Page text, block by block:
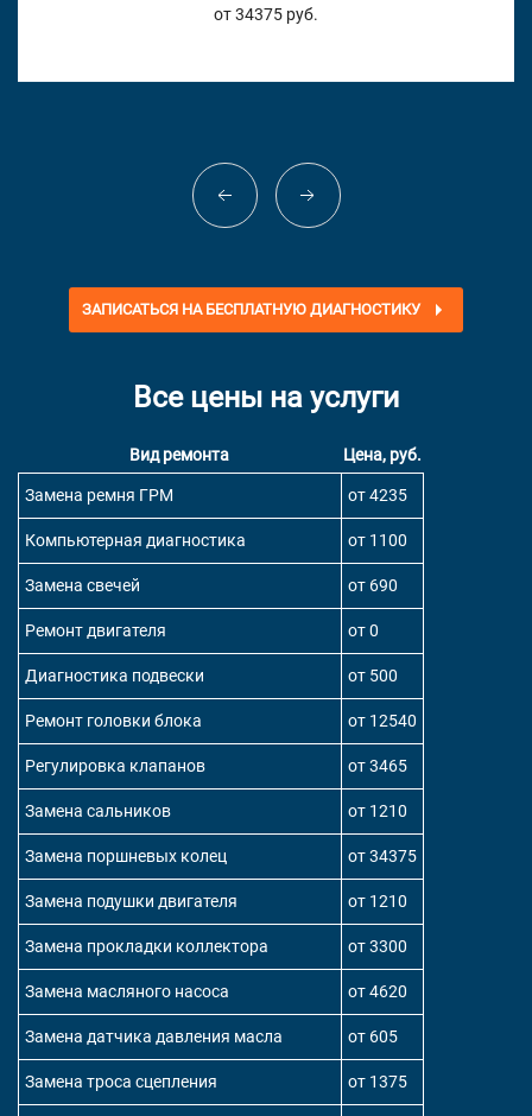
от 34375 руб.
ЗАПИСАТЬСЯ НА БЕСПЛАТНУЮ ДИАГНОСТИКУ
Все цены на услуги
Вид ремонта
Цена, руб.
Замена ремня ГРМ
от 4235
Компьютерная диагностика от 1100
Замена свечей от 690
Ремонт двигателя от 0
Диагностика подвески от 500
Ремонт головки блока от 12540
Регулировка клапанов от 3465
Замена сальников от 1210
Замена поршневых колец от 34375
Замена подушки двигателя от 1210
Замена прокладки коллектора от 3300
Замена масляного насоса от 4620
Замена датчика давления масла от 605
Замена троса сцепления от 1375